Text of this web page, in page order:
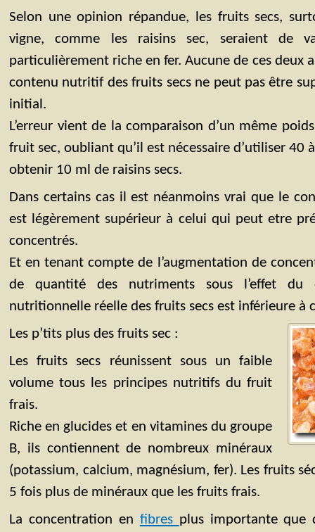
Selon une opinion répandue, les fruits secs,
vigne, comme les raisins sec, seraient de
particulièrement riche en fer. Aucune de ces deux
contenu nutritif des fruits secs ne peut pas être
initial.
L’erreur vient de la comparaison d’un même
fruit sec, oubliant qu’il est nécessaire d’utiliser 40
obtenir 10 ml de raisins secs.
Dans certains cas il est néanmoins vrai que le
est légèrement supérieur à celui qui peut etre
concentrés.
Et en tenant compte de l’augmentation de
de quantité des nutriments sous l’effet du
nutritionnelle réelle des fruits secs est inférieure à
Les p’tits plus des fruits sec :
Les fruits secs réunissent sous un faible
volume tous les principes nutritifs du fruit
frais.
Riche en glucides et en vitamines du groupe
B, ils contiennent de nombreux minéraux
(potassium, calcium, magnésium, fer). Les fruits
5 fois plus de minéraux que les fruits frais.
La concentration en fibres plus importante que